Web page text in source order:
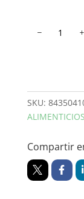
cantidad
SKU:
ALIMENTICIOS
Compartir